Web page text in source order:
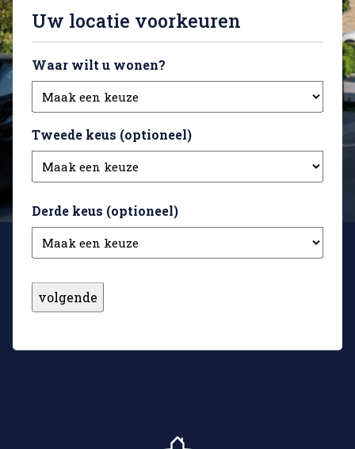
Uw locatie voorkeuren
Waar wilt u wonen?
Tweede keus (optioneel)
Derde keus (optioneel)